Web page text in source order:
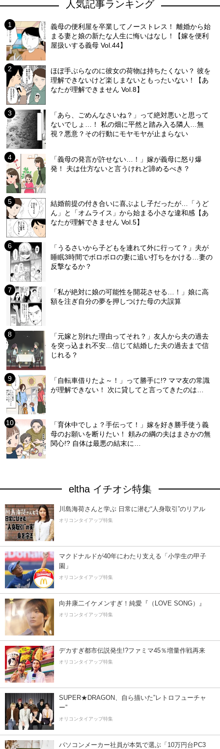
人気記事ランキング
義母の便利屋を卒業してノーストレス！ 離婚から始
まる妻と娘の新たな人生に悔いはなし！【嫁を便利
屋扱いする義母 Vol.44】
ほぼ手ぶらなのに彼女の荷物は持ちたくない？ 彼を
理解できないけど楽しまないともったいない！【あ
なたが理解できません Vol.8】
「あら、ごめんなさいね？」って絶対悪いと思って
ないでしょ…！ 私の畑に平然と踏み入る隣人…無
視？悪意？その行動にモヤモヤが止まらない
「義母の発言が許せない…！」嫁が義母に怒り爆
発！ 夫は仕方ないと言うけれど諦めるべき？
結婚前提の付き合いに喜ぶよし子だったが…「うど
ん」と「オムライス」から始まる小さな違和感【あ
なたが理解できません Vol.5】
「うるさいから子どもを連れて外に行って？」夫が
睡眠3時間でボロボロの妻に追い打ちをかける…妻の
反撃なるか？
「私が絶対に娘の可能性を開花させる…！」娘に高
額を注ぎ自分の夢を押しつけた母の大誤算
「元嫁と別れた理由ってそれ？」友人から夫の過去
を突っ込まれ不安…信じて結婚した夫の過去まで信
じれる？
「自転車借りたよ～！」って勝手に!? ママ友の常識
が理解できない！ 次に貸してと言ってきたのは…
「育休中でしょ？手伝って！」嫁を好き勝手使う義
母のお願いを断りたい！ 頼みの綱の夫はまさかの無
関心!? 自体は最悪の結末に…
eltha イチオシ特集
川島海荷さんと学ぶ 日常に潜む“人身取引”のリアル
オリコンタイアップ特集
マクドナルドが40年にわたり支える「小学生の甲子
園」
オリコンタイアップ特集
向井康二イケメンすぎ！純愛『（LOVE SONG）』
オリコンタイアップ特集
デカすぎ都市伝説発生!?ファミマ45％増量作戦再来
オリコンタイアップ特集
SUPER★DRAGON、自ら描いた”レトロフューチャ
ー”
オリコンタイアップ特集
パソコンメーカー社員が本気で選ぶ「10万円台PC3